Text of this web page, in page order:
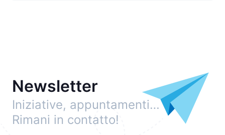
Newsletter
Iniziative, appuntamenti…
Rimani in contatto!